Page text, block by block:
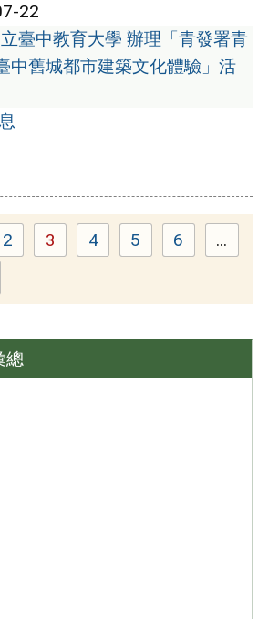
總
22
臺中教育大學 辦理「青發署青
中舊城都市建築文化體驗」活
Page
2 Page
3 Page
4 Page
5 Page
6 ...